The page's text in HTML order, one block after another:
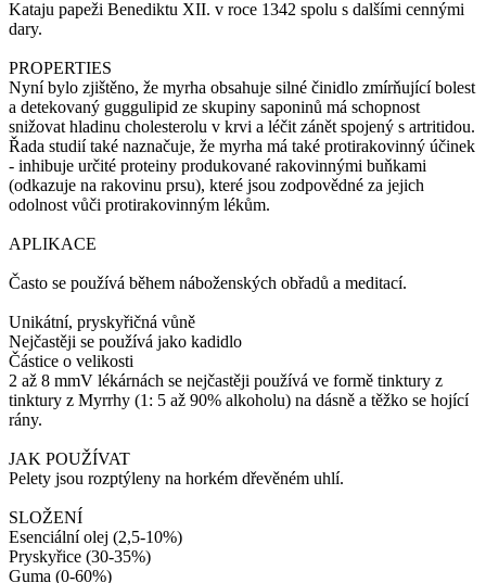
Kataju papeži Benediktu XII. v roce 1342 spolu s dalšími cennými
dary.
PROPERTIES
Nyní bylo zjištěno, že myrha obsahuje silné činidlo zmírňující bolest
a detekovaný guggulipid ze skupiny saponinů má schopnost
snižovat hladinu cholesterolu v krvi a léčit zánět spojený s artritidou.
Řada studií také naznačuje, že myrha má také protirakovinný účinek
- inhibuje určité proteiny produkované rakovinnými buňkami
(odkazuje na rakovinu prsu), které jsou zodpovědné za jejich
odolnost vůči protirakovinným lékům.
APLIKACE
Často se používá během náboženských obřadů a meditací.
Unikátní, pryskyřičná vůně
Nejčastěji se používá jako kadidlo
Částice o velikosti
2 až 8 mmV lékárnách se nejčastěji používá ve formě tinktury z
tinktury z Myrrhy (1: 5 až 90% alkoholu) na dásně a těžko se hojící
rány.
JAK POUŽÍVAT
Pelety jsou rozptýleny na horkém dřevěném uhlí.
SLOŽENÍ
Esenciální olej (2,5-10%)
Pryskyřice (30-35%)
Guma (0-60%)